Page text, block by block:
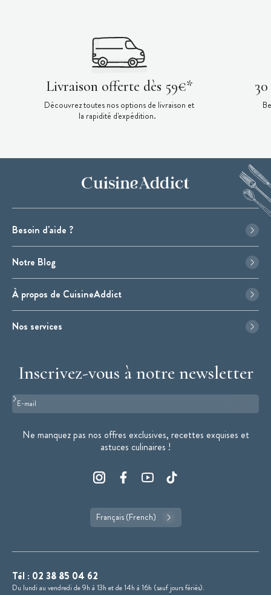
Livraison offerte dès 59€*
Découvrez toutes nos options de livraison et
la rapidité d'expédition.
Besoin d'aide ?
Notre Blog
À propos de CuisineAddict
Nos services
Inscrivez-vous à notre newsletter
Format : adresse@email.com
Ne manquez pas nos offres exclusives, recettes exquises et
astuces culinaires !
Français (French)
Tél : 02 38 85 04 62
Du lundi au vendredi de 9h à 13h et de 14h à 16h (sauf jours fériés).